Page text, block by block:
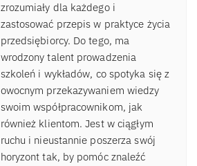
zrozumiały dla każdego i
zastosować przepis w praktyce życia
przedsiębiorcy. Do tego, ma
wrodzony talent prowadzenia
szkoleń i wykładów, co spotyka się z
owocnym przekazywaniem wiedzy
swoim współpracownikom, jak
również klientom. Jest w ciągłym
ruchu i nieustannie poszerza swój
horyzont tak, by pomóc znaleźć